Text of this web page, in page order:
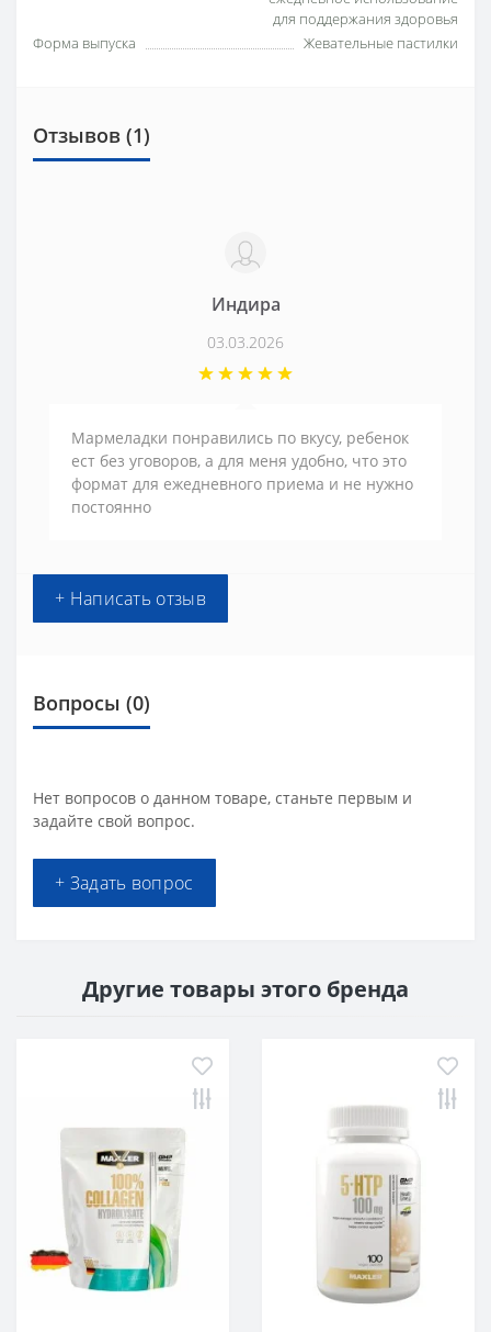
для поддержания здоровья
Форма выпуска
Жевательные пастилки
Отзывов (1)
Индира
03.03.2026
Мармеладки понравились по вкусу, ребенок
ест без уговоров, а для меня удобно, что это
формат для ежедневного приема и не нужно
постоянно
+ Написать отзыв
Вопросы (0)
Нет вопросов о данном товаре, станьте первым и
задайте свой вопрос.
+ Задать вопрос
Другие товары этого бренда